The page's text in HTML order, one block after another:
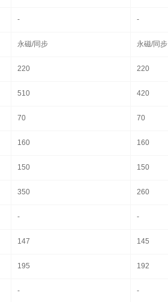
- -
永磁/同步 永磁/同步
220 220
510 420
70 70
160 160
150 150
350 260
- -
147 145
195 192
- -